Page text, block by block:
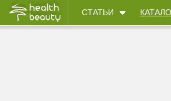
СТАТЬИ